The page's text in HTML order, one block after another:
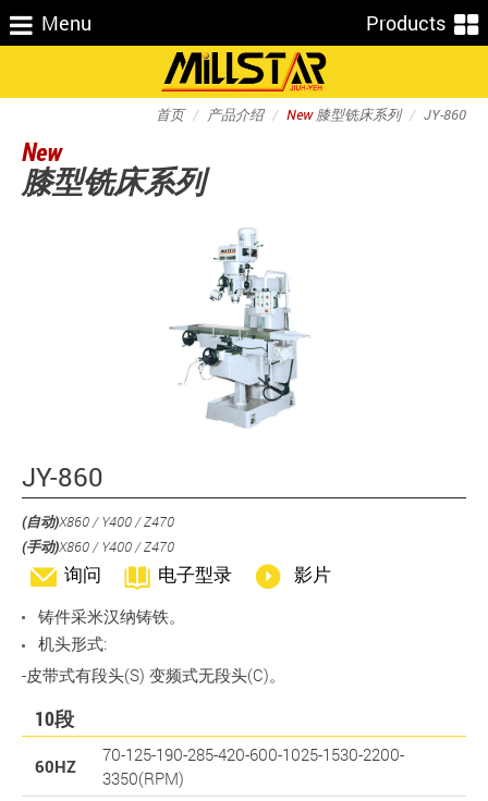
Menu Products
首页 产品介绍 New膝型铣床系列 JY-860
New
膝型铣床系列
JY-860
(自动)X860 / Y400 / Z470
(手动)X860 / Y400 / Z470
询问 电子型录 影片
铸件采米汉纳铸铁。
机头形式:
-皮带式有段头(S) 变频式无段头(C)。
10段
60HZ
70-125-190-285-420-600-1025-1530-2200-
3350(RPM)